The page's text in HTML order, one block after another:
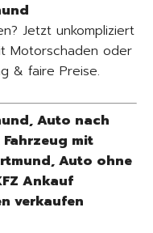
Jetzt unkompliziert
Motorschaden oder
& faire Preise.
Auto nach
mit
Auto ohne
Ankauf
verkaufen